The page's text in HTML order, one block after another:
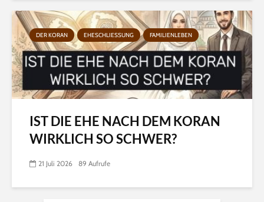
DER KORAN EHESCHLIESSUNG FAMILIENLEBEN
IST DIE EHE NACH DEM KORAN
WIRKLICH SO SCHWER?
21 Juli 2026 89 Aufrufe